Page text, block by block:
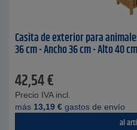
Casita de exterior para
36 cm - Ancho 36 cm - Alto 40 cm
42,54€
Precio IVA incl.
más 13,19 € gastos de envío
al